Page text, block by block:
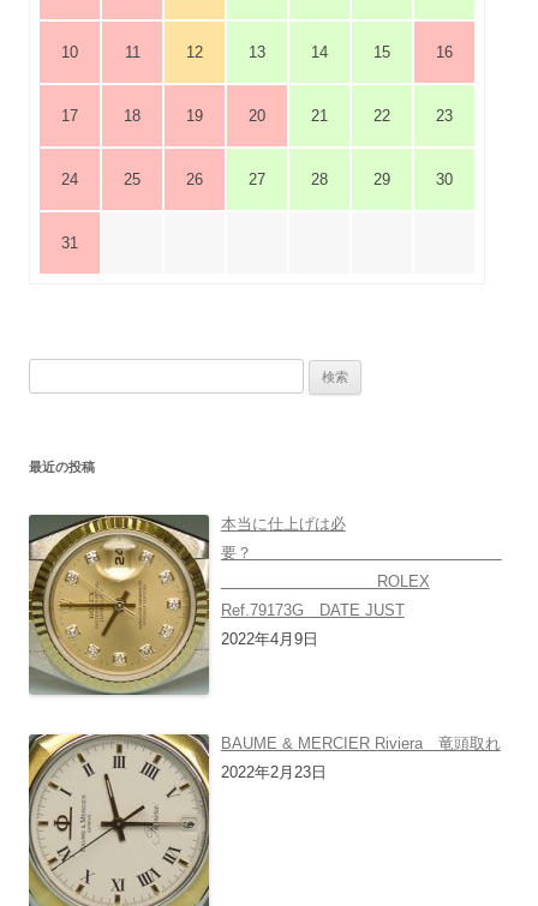
10 11 12 13 14 15 16
17 18 19 20 21 22 23
24 25 26 27 28 29 30
31
最近の投稿
本当に仕上げは必
要？
ROLEX
Ref.79173G DATE JUST
2022年4月9日
BAUME & MERCIER Riviera 竜頭取れ
2022年2月23日